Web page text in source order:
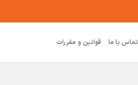
تماس با ما قوانین و مقررات